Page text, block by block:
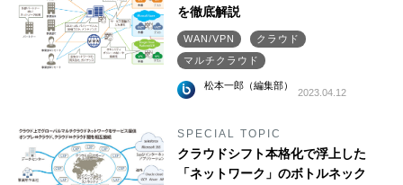
を徹底解説
WAN/VPN
クラウド
マルチクラウド
松本一郎（編集部）
2023.04.12
SPECIAL TOPIC
クラウドシフト本格化で浮上した
「ネットワーク」のボトルネック